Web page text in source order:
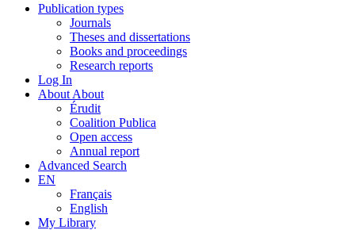
Publication types
Journals
Theses and dissertations
Books and proceedings
Research reports
Log In
About About
Érudit
Coalition Publica
Open access
Annual report
Advanced Search
EN
Français
English
My Library